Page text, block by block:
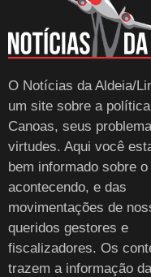
O Notícias da Aldeia/
um site sobre a
Canoas, seus
virtudes. Aqui você
bem informado sobre
acontecendo, e das
movimentações de
queridos gestores e
fiscalizadores. Os
trazem a informação